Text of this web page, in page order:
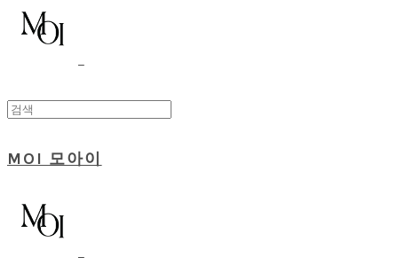
MOI 모아이